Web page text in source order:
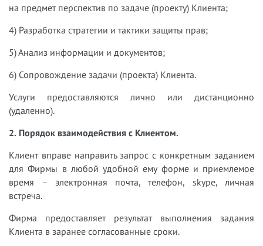
на предмет перспектив по задаче (проекту) Клиента;
4) Разработка стратегии и тактики защиты прав;
5) Анализ информации и документов;
6) Сопровождение задачи (проекта) Клиента.
Услуги предоставляются лично или дистанционно
(удаленно).
2. Порядок взаимодействия с Клиентом.
Клиент вправе направить запрос с конкретным заданием
для Фирмы в любой удобной ему форме и приемлемое
время – электронная почта, телефон, skype, личная
встреча.
Фирма предоставляет результат выполнения задания
Клиента в заранее согласованные сроки.